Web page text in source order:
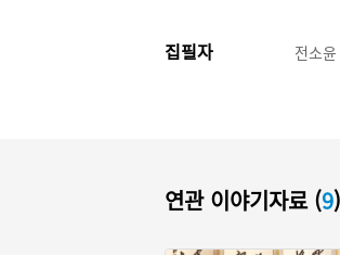
집필자 전소윤
연관 이야기자료 (9)